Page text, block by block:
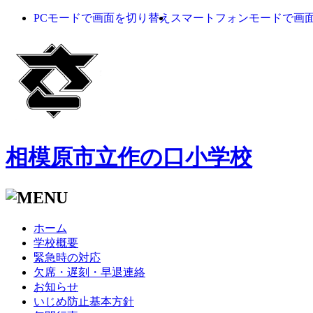
PCモードで画面を切り替え スマートフォンモードで画
相模原市立作の口小学校
ホーム
学校概要
緊急時の対応
欠席・遅刻・早退連絡
お知らせ
いじめ防止基本方針